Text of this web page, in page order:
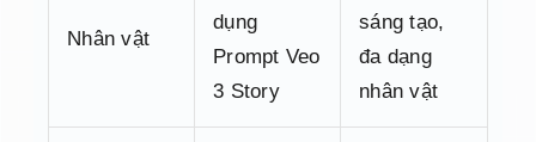
Nhân vật
dụng
Prompt Veo
3 Story
sáng tạo,
đa dạng
nhân vật